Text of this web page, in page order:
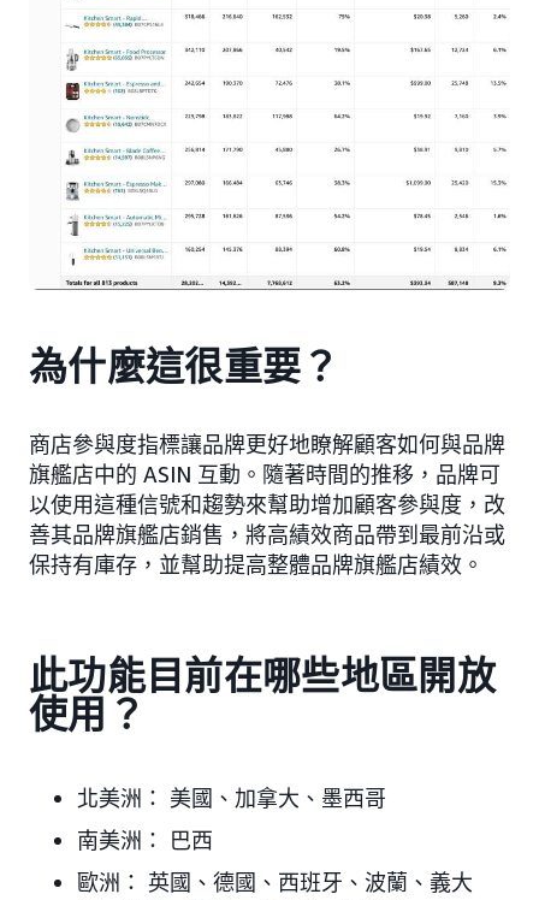
為什麼這很重要？
商店參與度指標讓品牌更好地瞭解顧客如何與品牌
旗艦店中的 ASIN 互動。隨著時間的推移，品牌可
以使用這種信號和趨勢來幫助增加顧客參與度，改
善其品牌旗艦店銷售，將高績效商品帶到最前沿或
保持有庫存，並幫助提高整體品牌旗艦店績效。
此功能目前在哪些地區開放
使用？
北美洲： 美國、加拿大、墨西哥
南美洲：
巴西
歐洲： 英國、德國、西班牙、波蘭、義大